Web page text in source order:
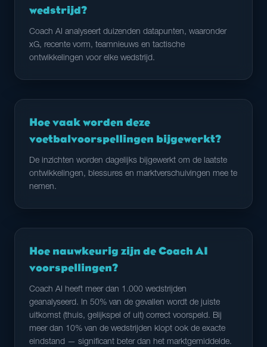
wedstrijd?
Coach AI analyseert duizenden datapunten, waaronder
xG, recente vorm, teamnieuws en tactische
ontwikkelingen voor elke wedstrijd.
Hoe vaak worden deze
voetbalvoorspellingen bijgewerkt?
De inzichten worden dagelijks bijgewerkt om de laatste
ontwikkelingen, blessures en marktverschuivingen mee te
nemen.
Hoe nauwkeurig zijn de Coach AI
voorspellingen?
Coach AI heeft meer dan 1.000 wedstrijden
geanalyseerd. In 50% van de gevallen wordt de juiste
uitkomst (thuis, gelijkspel of uit) correct voorspeld. Bij
meer dan 10% van de wedstrijden klopt ook de exacte
eindstand — significant beter dan het marktgemiddelde.